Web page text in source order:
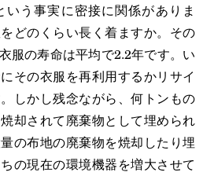
う事実に密接に関係がありま
どのくらい長く着ますか。その
服の寿命は平均で2.2年です。い
その衣服を再利用するかリサイ
しかし残念ながら、何トンもの
却されて廃棄物として埋められ
の布地の廃棄物を焼却したり埋
の現在の環境機器を増大させて